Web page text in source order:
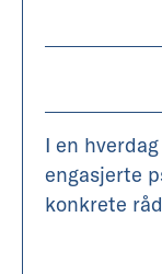
I en
engasjerte
konkrete